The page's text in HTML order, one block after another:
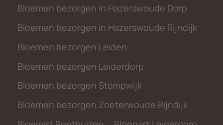
Bloemen bezorgen in Hazerswoude Dorp
Bloemen bezorgen in Hazerswoude Rijndijk
Bloemen bezorgen Leiden
Bloemen bezorgen Leiderdorp
Bloemen bezorgen Stompwijk
Bloemen bezorgen Zoeterwoude Rijndijk